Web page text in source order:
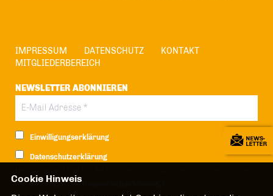
IMPRESSUM DATENSCHUTZ
KONTAKT
MITGLIEDERBEREICH
NEWSLETTER ABONNIEREN
Einwilligungserklärung
Datenschutzerklärung
der nachfolgenden
Cookie Hinweis